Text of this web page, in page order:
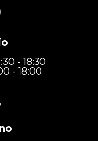
- 18:30
- 18:00